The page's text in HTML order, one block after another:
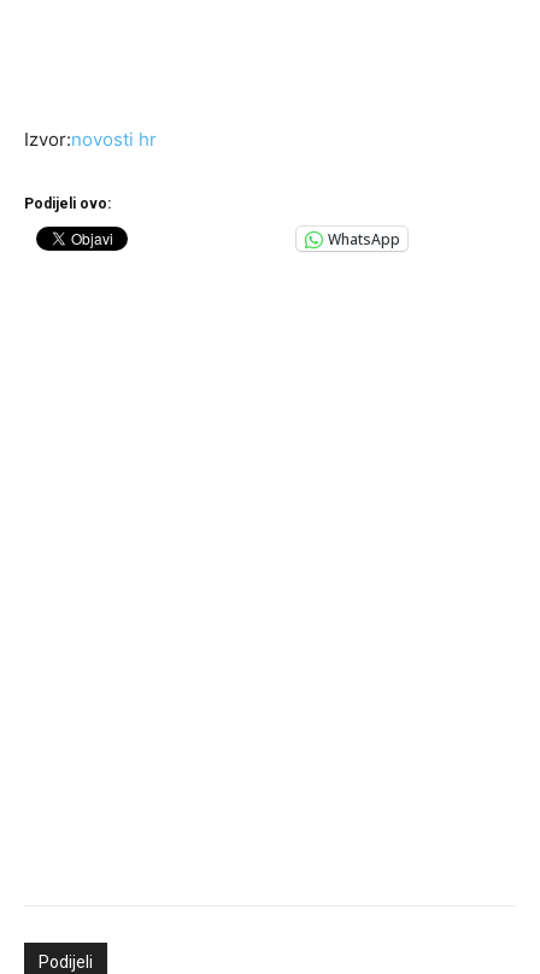
Izvor:novosti hr
Podijeli ovo:
WhatsApp
Podijeli